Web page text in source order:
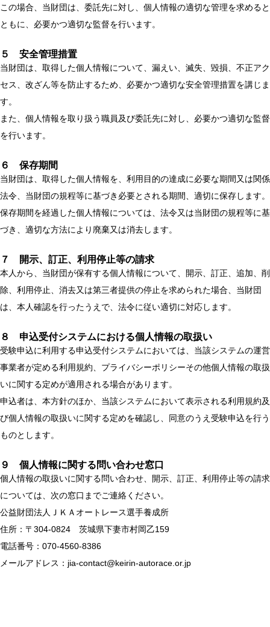
この場合、当財団は、委託先に対し、個人情報の適切な管理を求めると
ともに、必要かつ適切な監督を行います。
５ 安全管理措置
当財団は、取得した個人情報について、漏えい、滅失、毀損、不正アク
セス、改ざん等を防止するため、必要かつ適切な安全管理措置を講じま
す。
また、個人情報を取り扱う職員及び委託先に対し、必要かつ適切な監督
を行います。
６ 保存期間
当財団は、取得した個人情報を、利用目的の達成に必要な期間又は関係
法令、当財団の規程等に基づき必要とされる期間、適切に保存します。
保存期間を経過した個人情報については、法令又は当財団の規程等に基
づき、適切な方法により廃棄又は消去します。
７ 開示、訂正、利用停止等の請求
本人から、当財団が保有する個人情報について、開示、訂正、追加、削
除、利用停止、消去又は第三者提供の停止を求められた場合、当財団
は、本人確認を行ったうえで、法令に従い適切に対応します。
８ 申込受付システムにおける個人情報の取扱い
受験申込に利用する申込受付システムにおいては、当該システムの運営
事業者が定める利用規約、プライバシーポリシーその他個人情報の取扱
いに関する定めが適用される場合があります。
申込者は、本方針のほか、当該システムにおいて表示される利用規約及
び個人情報の取扱いに関する定めを確認し、同意のうえ受験申込を行う
ものとします。
９ 個人情報に関する問い合わせ窓口
個人情報の取扱いに関する問い合わせ、開示、訂正、利用停止等の請求
については、次の窓口までご連絡ください。
公益財団法人ＪＫＡオートレース選手養成所
住所：〒304-0824 茨城県下妻市村岡乙159
電話番号：070-4560-8386
メールアドレス：jia-contact@keirin-autorace.or.jp